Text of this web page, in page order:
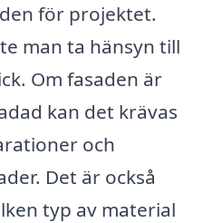
för projektet.
man ta hänsyn till
Om fasaden är
kan det krävas
och
Det är också
typ av material